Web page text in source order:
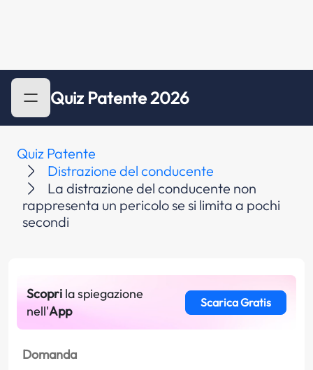
Quiz Patente 2026
Quiz Patente
Distrazione del conducente
La distrazione del conducente non
rappresenta un pericolo se si limita a pochi
secondi
Scopri la spiegazione
nell'App
Scarica Gratis
Domanda